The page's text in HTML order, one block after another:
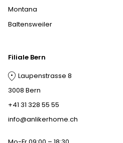
Montana
Baltensweiler
Filiale Bern
Laupenstrasse 8
3008 Bern
+41 31 328 55 55
info@anlikerhome.ch